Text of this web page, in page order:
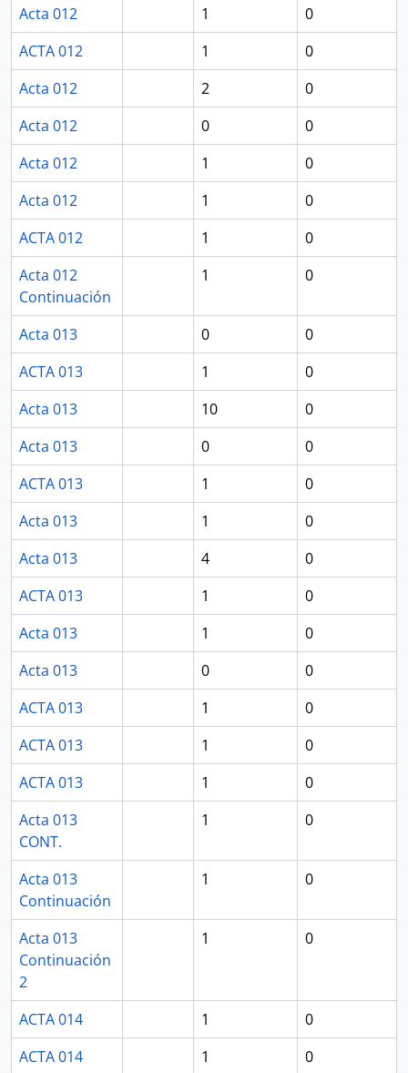
Acta 012 1
0
ACTA 012
1
0
Acta 012
2
0
Acta 012
0
0
Acta 012
1
0
Acta 012
1
0
ACTA 012
1
0
Acta 012
Continuación
1 0
Acta 013 0
0
ACTA 013
1
0
Acta 013
10
0
Acta 013
0
0
ACTA 013
1
0
Acta 013
1
0
Acta 013
4
0
ACTA 013
1
0
Acta 013
1
0
Acta 013
0
0
ACTA 013
1
0
ACTA 013
1
0
ACTA 013
1
0
Acta 013
CONT.
1 0
Acta 013
Continuación
1 0
Acta 013
Continuación
2
1 0
ACTA 014 1
0
ACTA 014
1
0